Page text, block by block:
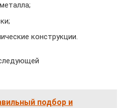
конструкции.
подбор и